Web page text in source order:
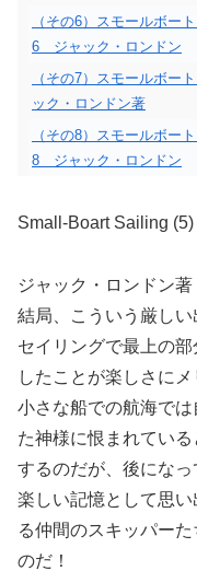
（その6）スモールボー
6 ジャック・ロンドン
（その7）スモールボー
ック・ロンドン著
（その8）スモールボー
8 ジャック・ロンドン
Small-Boart Sailing (5)
ジャック・ロンドン著
結局、こういう厳し
セイリングで最上の
したことが楽しさに
小さな船での航海で
た神様に恨まれてい
するのだが、後にな
楽しい記憶として思
る仲間のスキッパー
のだ！